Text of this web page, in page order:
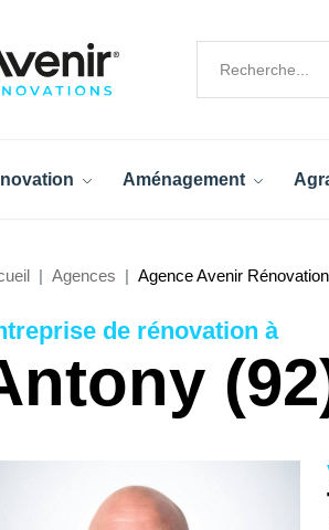
Aménagement
Agences Agence Avenir
de rénovation à